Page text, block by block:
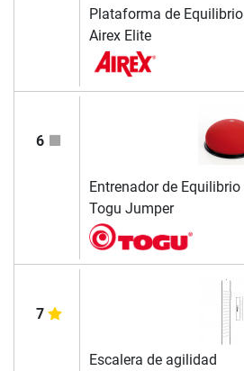
Plataforma de Equilibrio
Airex Elite
6
Entrenador de Equilibrio
Togu Jumper
7
Escalera de agilidad